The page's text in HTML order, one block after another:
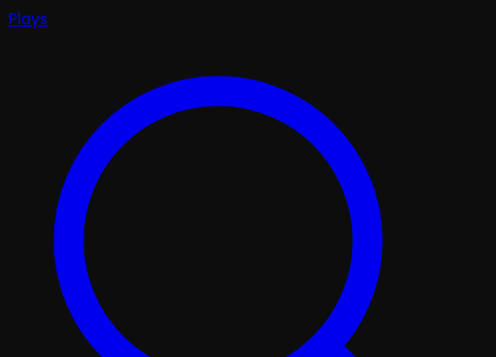
Plays